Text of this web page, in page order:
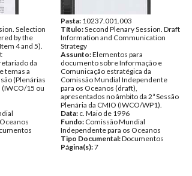
Selection
by the
4 and 5).
da
temas a
(Plenárias
(IWCO/15 ou
Pasta: 10237.001.003
Título:Second Plenary Session. Draft
Information and Communication
Strategy
Assunto:Elementos para
documento sobre Informação e
Comunicação estratégica da
Comissão Mundial Independente
para os Oceanos (draft),
apresentados no âmbito da 2ª Sessão
Plenária da CMIO (IWCO/WP1).
Data: c. Maio de 1996
Fundo: Comissão Mundial
Independente para os Oceanos
Tipo Documental:Documentos
Página(s):7